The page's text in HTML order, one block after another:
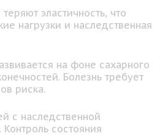
эластичность, что
нагрузки и наследственная
на фоне сахарного
Болезнь требует
риска.
с наследственной
состояния